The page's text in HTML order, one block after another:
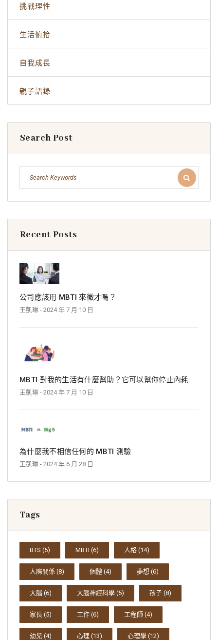
挑戰理性
生活俯拾
自我成長
親子語錄
Search Post
Recent Posts
公司應該用 MBTI 來徵才嗎？
王凱琳 - 2024 年 7 月 10 日
MBTI 對我的生活有什麼幫助？它可以幫你停止內耗
王凱琳 - 2024 年 7 月 10 日
為什麼我不相信任何的 MBTI 測驗
王凱琳 - 2024 年 6 月 28 日
Tags
BTS (5) MBTI (6) 人格 (14)
人際關係 (8) 個體 (4) 夢想 (6)
大腦 (6) 大腦神經科學 (5) 孩子 (8)
家長 (5) 工作 (6) 工程師 (4)
幼兒 (4) 心理 (13) 心理學 (12)